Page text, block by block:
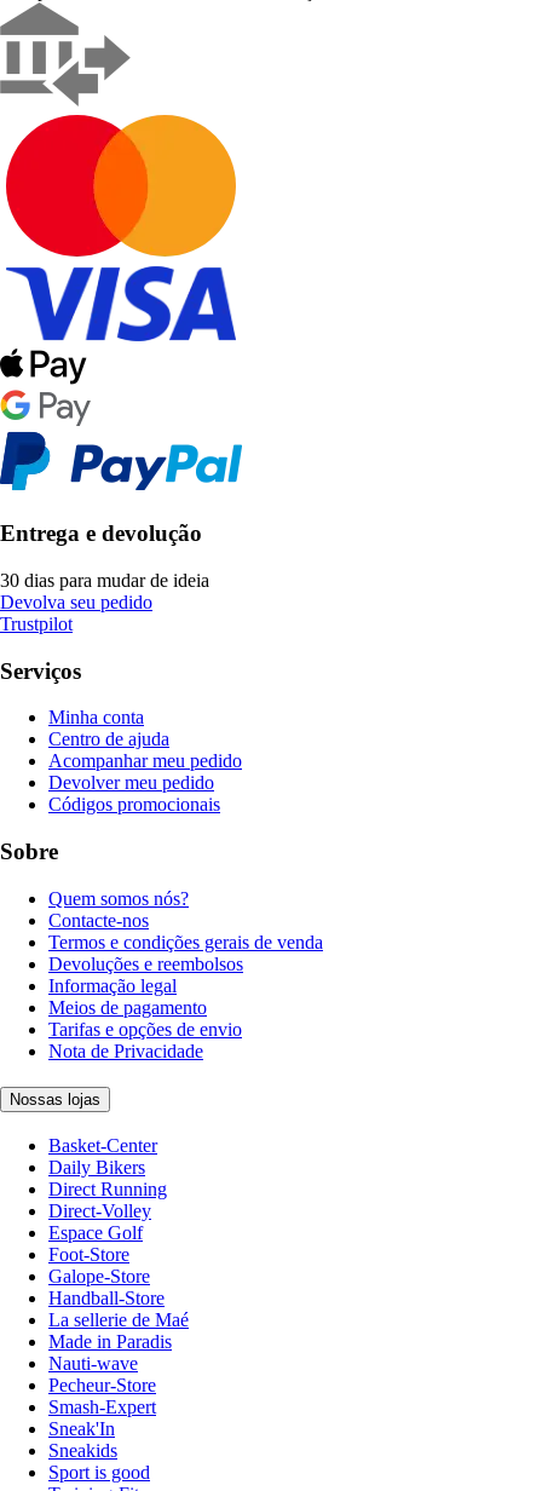
Entrega e devolução
30 dias para mudar de ideia
Devolva seu pedido
Trustpilot
Serviços
Minha conta
Centro de ajuda
Acompanhar meu pedido
Devolver meu pedido
Códigos promocionais
Sobre
Quem somos nós?
Contacte-nos
Termos e condições gerais de venda
Devoluções e reembolsos
Informação legal
Meios de pagamento
Tarifas e opções de envio
Nota de Privacidade
Nossas lojas
Basket-Center
Daily Bikers
Direct Running
Direct-Volley
Espace Golf
Foot-Store
Galope-Store
Handball-Store
La sellerie de Maé
Made in Paradis
Nauti-wave
Pecheur-Store
Smash-Expert
Sneak'In
Sneakids
Sport is good